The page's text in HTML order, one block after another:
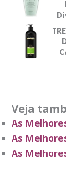
Veja
As
As
As